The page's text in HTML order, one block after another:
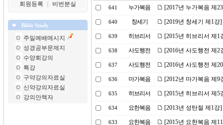
회원등록
비번분실
Bible Study
주일예배메시지
성경공부문제지
수양회강의
특강
구약강의자료실
신약강의자료실
강의안책자
641 누가복음 [2017년 누가복음 제
640 창세기 [2019년 창세기 제1
639 히브리서 [2015년 히브리서 제
638 사도행전 [2016년 사도행전 제
637 사도행전 [2016년 사도행전 제
636 마가복음 [2012년 마가복음 제
635 히브리서 [2015년 히브리서 제
634 요한복음 [2013년 성탄절 제1
633 요한복음 [2015년 요한복음 제